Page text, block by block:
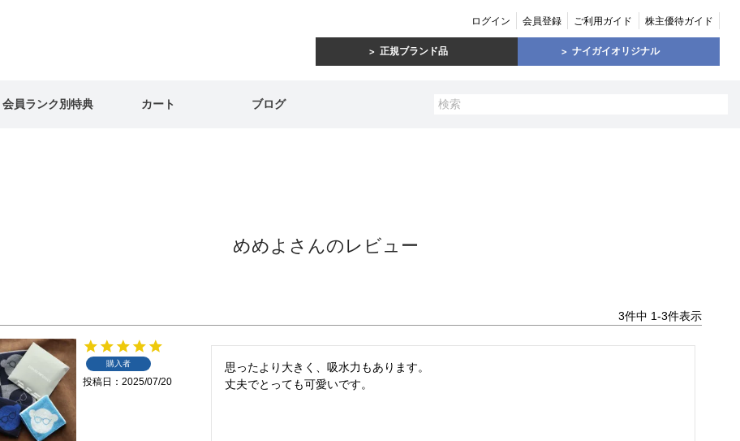
ログイン 会員登録 ご利用ガイド 株主優待ガイド
正規ブランド品 ナイガイオリジナル
会員ランク別特典 カート ブログ
めめよさんのレビュー
3件中 1-3件表示
購入者
投稿日 2025/07/20
思ったより大きく、吸水力もあります。
丈夫でとっても可愛いです。